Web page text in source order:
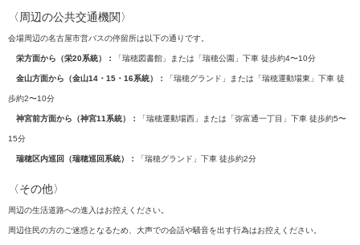
〈周辺の公共交通機関〉
会場周辺の名古屋市営バスの停留所は以下の通りです。
栄方面から（栄20系統）： 「瑞穂図書館」または「瑞穂公園」下車 徒歩約4〜10分
金山方面から（金山14・15・16系統）： 「瑞穂グランド」または「瑞穂運動場東」下車 徒
歩約2〜10分
神宮前方面から（神宮11系統）： 「瑞穂運動場西」または「弥富通一丁目」下車 徒歩約5〜
15分
瑞穂区内巡回（瑞穂巡回系統）： 「瑞穂グランド」下車 徒歩約2分
〈その他〉
周辺の生活道路への進入はお控えください。
周辺住民の方のご迷惑となるため、大声での会話や騒音を出す行為はお控えください。